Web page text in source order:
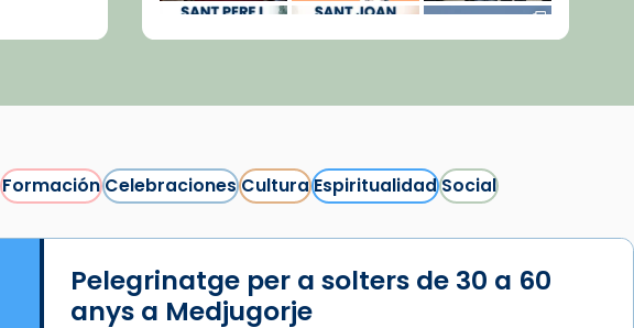
Cargar más...
FormaciónCelebracionesCulturaEspiritualidadSocial
Pelegrinatge per a solters de 30 a 60
anys a Medjugorje